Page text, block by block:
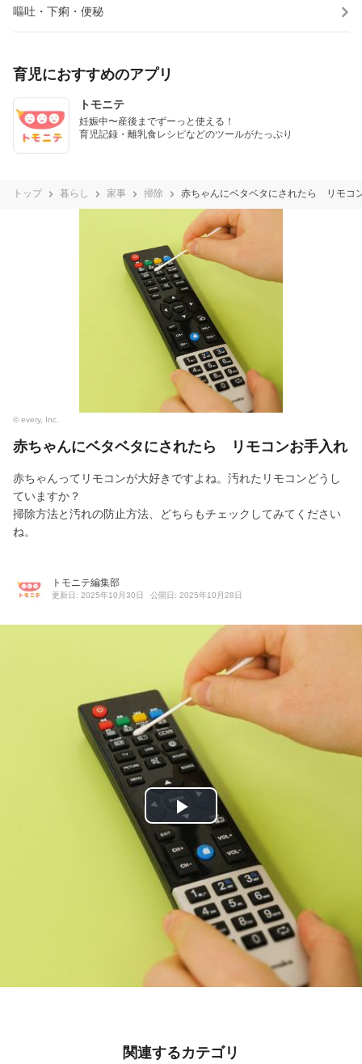
嘔吐・下痢・便秘
育児におすすめのアプリ
トモニテ
妊娠中〜産後までずーっと使える！
育児記録・離乳食レシピなどのツールがたっぷり
トップ 暮らし 家事 掃除 赤ちゃんにベタベタにされたら リモコ
© every, Inc.
赤ちゃんにベタベタにされたら リモコンお手入れ
赤ちゃんってリモコンが大好きですよね。汚れたリモコンどうし
ていますか？
掃除方法と汚れの防止方法、どちらもチェックしてみてください
ね。
トモニテ編集部
更新日: 2025年10月30日 公開日: 2025年10月28日
P
l
a
V
d
関連するカテゴリ